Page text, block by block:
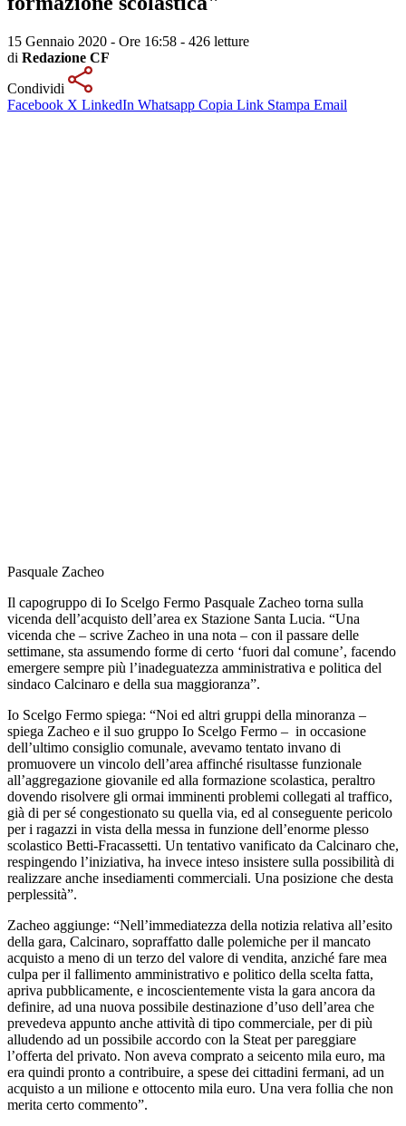
15 Gennaio 2020 - Ore 16:58 - 426 letture
di Redazione CF
Condividi
Facebook X LinkedIn Whatsapp Copia Link Stampa Email
Pasquale Zacheo
Il capogruppo di Io Scelgo Fermo Pasquale Zacheo torna sulla
vicenda dell’acquisto dell’area ex Stazione Santa Lucia. “Una
vicenda che – scrive Zacheo in una nota – con il passare delle
settimane, sta assumendo forme di certo ‘fuori dal comune’, facendo
emergere sempre più l’inadeguatezza amministrativa e politica del
sindaco Calcinaro e della sua maggioranza”.
Io Scelgo Fermo spiega: “Noi ed altri gruppi della minoranza –
spiega Zacheo e il suo gruppo Io Scelgo Fermo – in occasione
dell’ultimo consiglio comunale, avevamo tentato invano di
promuovere un vincolo dell’area affinché risultasse funzionale
all’aggregazione giovanile ed alla formazione scolastica, peraltro
dovendo risolvere gli ormai imminenti problemi collegati al traffico,
già di per sé congestionato su quella via, ed al conseguente pericolo
per i ragazzi in vista della messa in funzione dell’enorme plesso
scolastico Betti-Fracassetti. Un tentativo vanificato da Calcinaro che,
respingendo l’iniziativa, ha invece inteso insistere sulla possibilità di
realizzare anche insediamenti commerciali. Una posizione che desta
perplessità”.
Zacheo aggiunge: “Nell’immediatezza della notizia relativa all’esito
della gara, Calcinaro, sopraffatto dalle polemiche per il mancato
acquisto a meno di un terzo del valore di vendita, anziché fare mea
culpa per il fallimento amministrativo e politico della scelta fatta,
apriva pubblicamente, e incoscientemente vista la gara ancora da
definire, ad una nuova possibile destinazione d’uso dell’area che
prevedeva appunto anche attività di tipo commerciale, per di più
alludendo ad un possibile accordo con la Steat per pareggiare
l’offerta del privato. Non aveva comprato a seicento mila euro, ma
era quindi pronto a contribuire, a spese dei cittadini fermani, ad un
acquisto a un milione e ottocento mila euro. Una vera follia che non
merita certo commento”.